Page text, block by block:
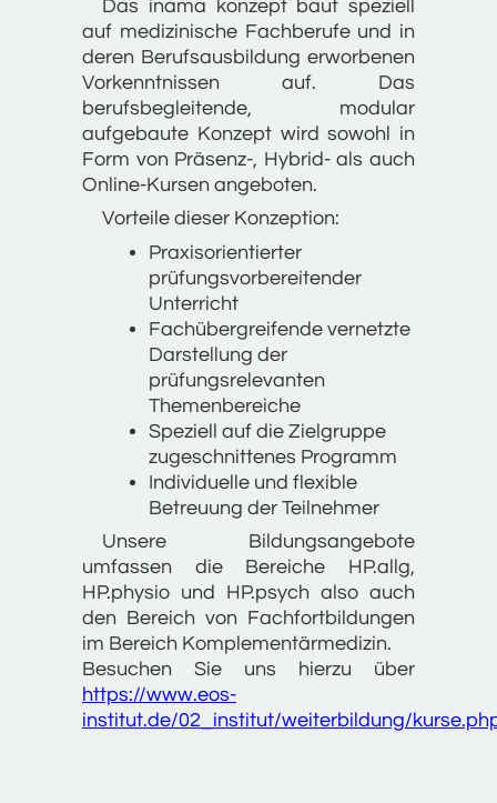
Das inama konzept baut speziell
auf medizinische Fachberufe und in
deren Berufsausbildung erworbenen
Vorkenntnissen auf. Das
berufsbegleitende, modular
aufgebaute Konzept wird sowohl in
Form von Präsenz-, Hybrid- als auch
Online-Kursen angeboten.
Vorteile dieser Konzeption:
Praxisorientierter
prüfungsvorbereitender
Unterricht
Fachübergreifende vernetzte
Darstellung der
prüfungsrelevanten
Themenbereiche
Speziell auf die Zielgruppe
zugeschnittenes Programm
Individuelle und flexible
Betreuung der Teilnehmer
Unsere Bildungsangebote
umfassen die Bereiche HP.allg,
HP.physio und HP.psych also auch
den Bereich von Fachfortbildungen
im Bereich Komplementärmedizin.
Besuchen Sie uns hierzu über
https://www.eos-
institut.de/02_institut/weiterbildung/